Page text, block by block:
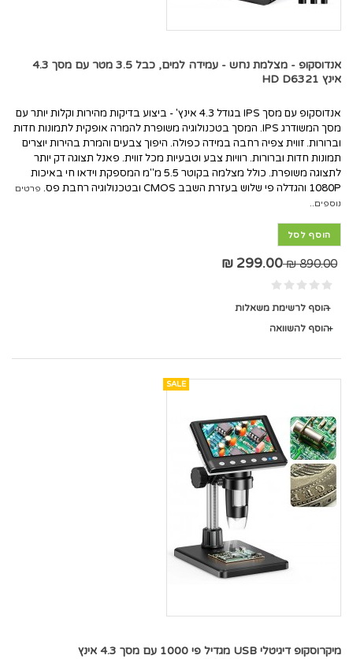
אנדוסקופ - מצלמת נחש - עמידה למים, כבל 3.5 מטר עם מסך 4.3
אינץ HD D6321
אנדוסקופ עם מסך IPS בגודל 4.3 אינץ' - ביצוע בדיקות מהירות וקלות יותר עם
מסך המשודרג IPS. המסך בטכנולוגיה משופרת להמרה אופקית לתמונות חדות
וברורות. זווית צפיה רחבה במידה כפולה. היפוך צבעים והמרת בהירות יוצרים
תמונות חדות וברורות. רוויות צבע וטבעיות מכל זווית. פאנל תצוגה דק יותר
לתצוגה משופרת. כולל מצלמה בקוטר 5.5 מ"מ המספקת וידאו חי באיכות
1080P והגדלה פי שלוש בעזרת השבב CMOS ובטכנולוגיה רחבת פס.
פרטים
נוספים..
הוסף לסל
890.00 ₪
299.00 ₪
הוסף לרשימת משאלות
הוסף להשוואה
SALE
מיקרוסקופ דיגיטלי USB מגדיל פי 1000 עם מסך 4.3 אינץ